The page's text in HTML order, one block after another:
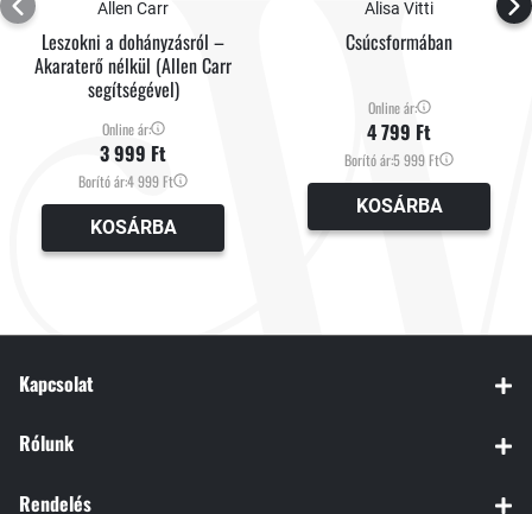
Allen Carr
Leszokni a dohányzásról –
Akaraterő nélkül (Allen Carr
segítségével)
Online ár:
3 999 Ft
Borító ár:4 999 Ft
KOSÁRBA
Alisa Vitti
Csúcsformában
Online ár:
4 799 Ft
Borító ár:5 999 Ft
KOSÁRBA
Kapcsolat
Rólunk
Rendelés